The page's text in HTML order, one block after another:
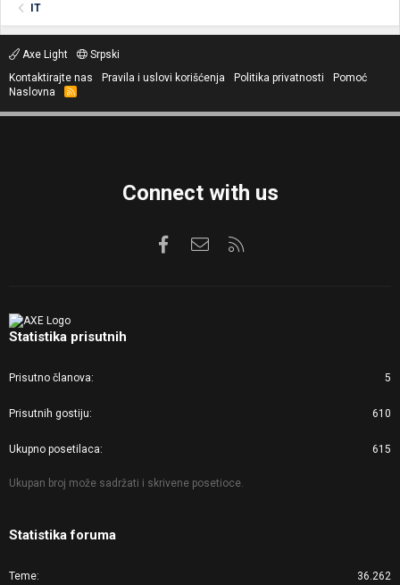
IT
Axe Light
Srpski
Kontaktirajte nas
Pravila i uslovi korišćenja Politika privatnosti
Pomoć
Naslovna
R
S
Connect with us
FacebookKontaktirajte nas
Statistika prisutnih
Prisutno članova 5
Prisutnih gostiju 610
Ukupno posetilaca 615
Ukupan broj može sadržati i skrivene posetioce.
Statistika foruma
Teme 36.262